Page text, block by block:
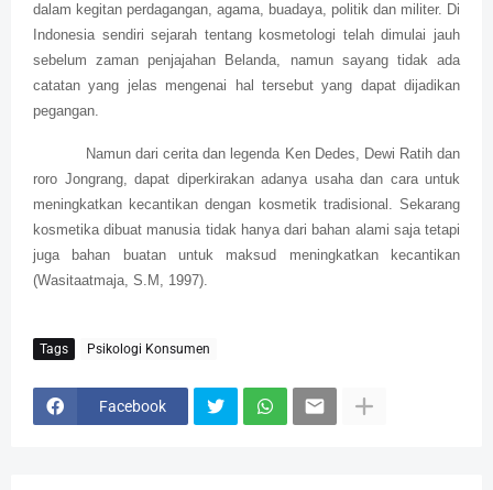
dalam kegitan perdagangan, agama, buadaya, politik dan militer. Di
Indonesia sendiri sejarah tentang kosmetologi telah dimulai jauh
sebelum zaman penjajahan Belanda, namun sayang tidak ada
catatan yang jelas mengenai hal tersebut yang dapat dijadikan
pegangan.
Namun dari cerita dan legenda Ken Dedes, Dewi Ratih dan
roro Jongrang, dapat diperkirakan adanya usaha dan cara untuk
meningkatkan kecantikan dengan kosmetik tradisional. Sekarang
kosmetika dibuat manusia tidak hanya dari bahan alami saja tetapi
juga bahan buatan untuk maksud meningkatkan kecantikan
(Wasitaatmaja, S.M, 1997).
Tags Psikologi Konsumen
Facebook